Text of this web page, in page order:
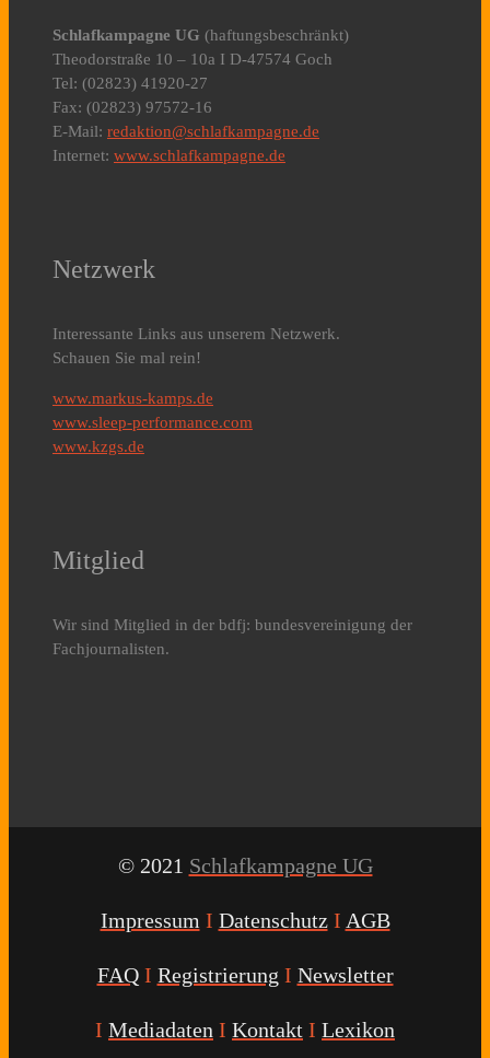
Schlafkampagne UG (haftungsbeschränkt)
Theodorstraße 10 – 10a I D-47574 Goch
Tel: (02823) 41920-27
Fax: (02823) 97572-16
E-Mail: redaktion@schlafkampagne.de
Internet: www.schlafkampagne.de
Netzwerk
Interessante Links aus unserem Netzwerk.
Schauen Sie mal rein!
www.markus-kamps.de
www.sleep-performance.com
www.kzgs.de
Mitglied
Wir sind Mitglied in der bdfj: bundesvereinigung der
Fachjournalisten.
© 2021 Schlafkampagne UG
Impressum I Datenschutz I AGB
FAQ I Registrierung I Newsletter
I Mediadaten I Kontakt I Lexikon